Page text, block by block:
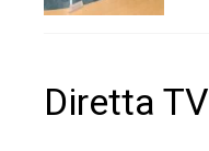
Diretta TV